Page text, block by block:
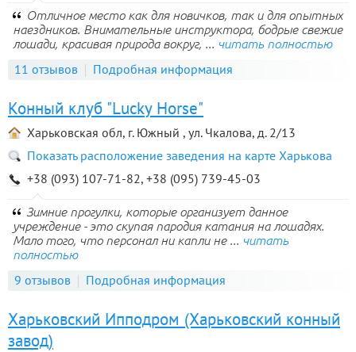
Отличное место как для новичков, так и для опытных
наездников. Внимательные инструктора, бодрые свежие
лошади, красивая природа вокруг, ... читать полностью
11 отзывов Подробная информация
Конный клуб "Lucky Horse"
Харьковская обл, г. Южный , ул. Чкалова, д. 2/13
Показать расположение заведения на карте Харькова
+38 (093) 107-71-82, +38 (095) 739-45-03
Зимние прогулки, которые организует данное
учреждение - это скупая пародия катания на лошадях.
Мало того, что персонал ни капли не ... читать
полностью
9 отзывов Подробная информация
Харьковский Ипподром (Харьковский конный
завод)